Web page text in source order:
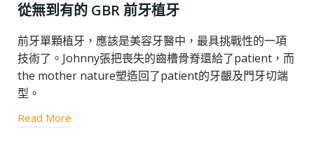
從無到有的 GBR 前牙植牙
前牙單顆植牙，應該是美容牙醫中，最具挑戰性的一項
技術了。Johnny張把喪失的齒槽骨脊還給了patient，而
the mother nature塑造回了patient的牙齦及門牙切端
型。
Read More